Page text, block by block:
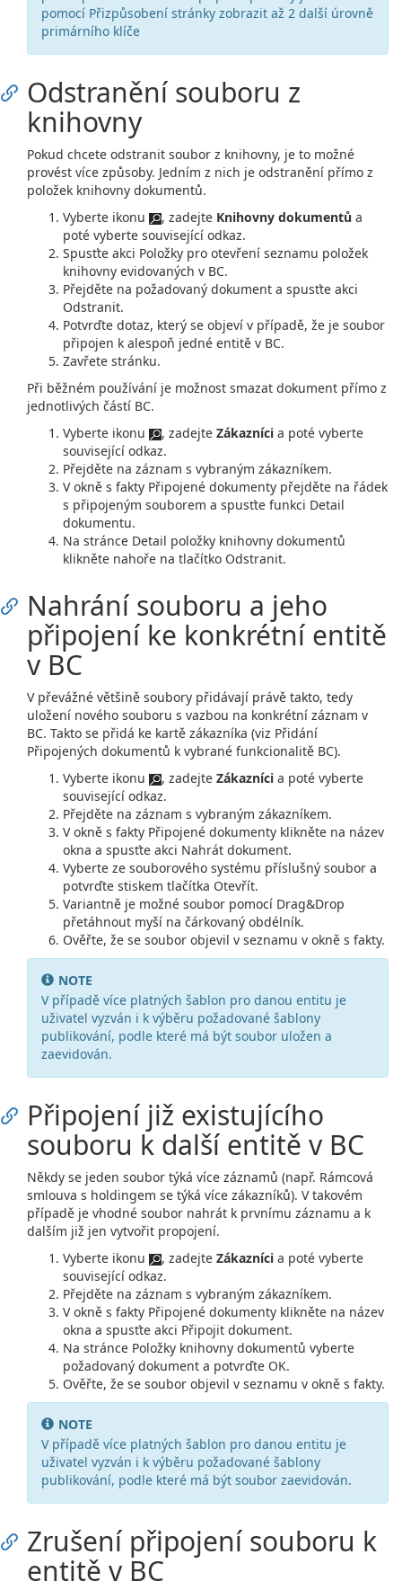
pomocí Přizpůsobení stránky zobrazit až 2 další úrovně
primárního klíče
Odstranění souboru z
knihovny
Pokud chcete odstranit soubor z knihovny, je to možné
provést více způsoby. Jedním z nich je odstranění přímo z
položek knihovny dokumentů.
Vyberte ikonu
, zadejte Knihovny dokumentů a
poté vyberte související odkaz.
Spusťte akci Položky pro otevření seznamu položek
knihovny evidovaných v BC.
Přejděte na požadovaný dokument a spusťte akci
Odstranit.
Potvrďte dotaz, který se objeví v případě, že je soubor
připojen k alespoň jedné entitě v BC.
Zavřete stránku.
Při běžném používání je možnost smazat dokument přímo z
jednotlivých částí BC.
Vyberte ikonu
, zadejte Zákazníci a poté vyberte
související odkaz.
Přejděte na záznam s vybraným zákazníkem.
V okně s fakty Připojené dokumenty přejděte na řádek
s připojeným souborem a spusťte funkci Detail
dokumentu.
Na stránce Detail položky knihovny dokumentů
klikněte nahoře na tlačítko Odstranit.
Nahrání souboru a jeho
připojení ke konkrétní entitě
v BC
V převážné většině soubory přidávají právě takto, tedy
uložení nového souboru s vazbou na konkrétní záznam v
BC. Takto se přidá ke kartě zákazníka (viz Přidání
Připojených dokumentů k vybrané funkcionalitě BC).
Vyberte ikonu
, zadejte Zákazníci a poté vyberte
související odkaz.
Přejděte na záznam s vybraným zákazníkem.
V okně s fakty Připojené dokumenty klikněte na název
okna a spusťte akci Nahrát dokument.
Vyberte ze souborového systému příslušný soubor a
potvrďte stiskem tlačítka Otevřít.
Variantně je možné soubor pomocí Drag&Drop
přetáhnout myší na čárkovaný obdélník.
Ověřte, že se soubor objevil v seznamu v okně s fakty.
NOTE
V případě více platných šablon pro danou entitu je
uživatel vyzván i k výběru požadované šablony
publikování, podle které má být soubor uložen a
zaevidován.
Připojení již existujícího
souboru k další entitě v BC
Někdy se jeden soubor týká více záznamů (např. Rámcová
smlouva s holdingem se týká více zákazníků). V takovém
případě je vhodné soubor nahrát k prvnímu záznamu a k
dalším již jen vytvořit propojení.
Vyberte ikonu
, zadejte Zákazníci a poté vyberte
související odkaz.
Přejděte na záznam s vybraným zákazníkem.
V okně s fakty Připojené dokumenty klikněte na název
okna a spusťte akci Připojit dokument.
Na stránce Položky knihovny dokumentů vyberte
požadovaný dokument a potvrďte OK.
Ověřte, že se soubor objevil v seznamu v okně s fakty.
NOTE
V případě více platných šablon pro danou entitu je
uživatel vyzván i k výběru požadované šablony
publikování, podle které má být soubor zaevidován.
Zrušení připojení souboru k
entitě v BC